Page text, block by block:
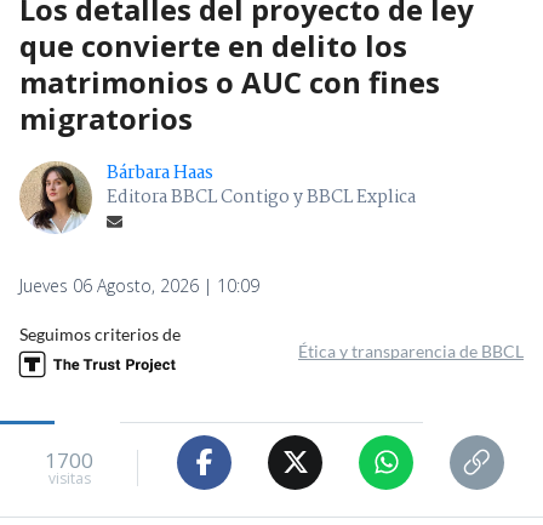
Los detalles del proyecto de ley
que convierte en delito los
matrimonios o AUC con fines
migratorios
Bárbara Haas
Editora BBCL Contigo y BBCL Explica
Jueves 06 Agosto, 2026 | 10:09
Seguimos criterios de
Ética y transparencia de BBCL
1700
visitas